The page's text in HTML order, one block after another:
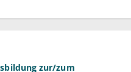
zur/zum